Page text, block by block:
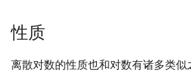
Polygon
倍增
Dancing Links
插头 DP
AC 自动机
常系数齐次线性递推
Entringer Number
特征多项式
单调队列
生成树问题
半平面交
字节顺序
性质
离散对数的性质也和对数有诸多类似